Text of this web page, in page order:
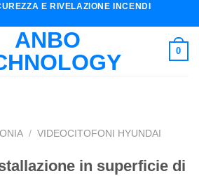
E RIVELAZIONE INCENDI
0
/ VIDEOCITOFONI HYUNDAI
in superficie di